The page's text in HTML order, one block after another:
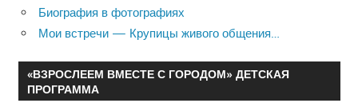
Биография в фотографиях
Мои встречи — Крупицы живого общения…
«ВЗРОСЛЕЕМ ВМЕСТЕ С ГОРОДОМ» ДЕТСКАЯ
ПРОГРАММА